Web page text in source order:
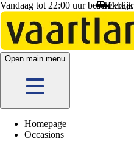
Vandaag tot 22:00 uur beschikbaar
Open main menu
Homepage
Occasions